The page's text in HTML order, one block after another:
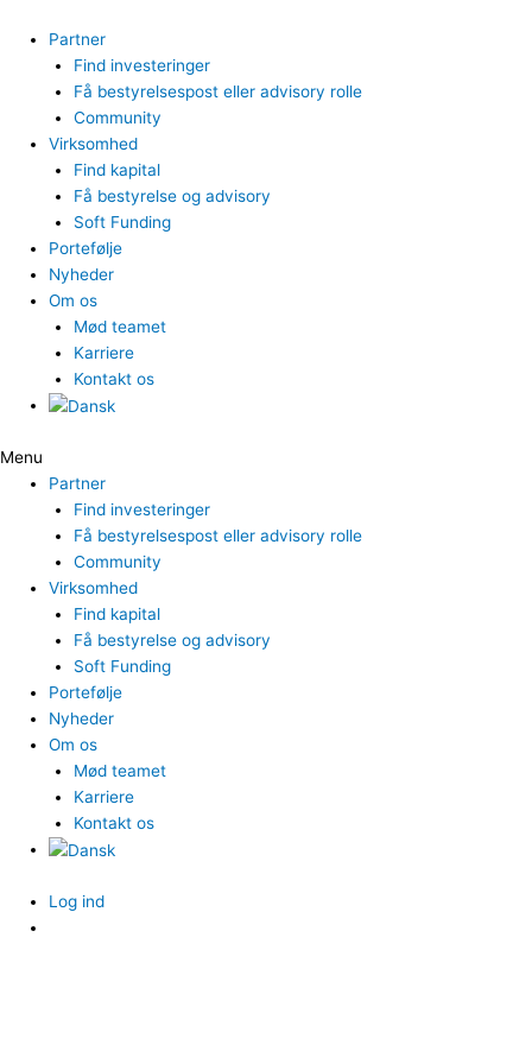
indholdet
Partner
Find investeringer
Få bestyrelsespost eller advisory rolle
Community
Virksomhed
Find kapital
Få bestyrelse og advisory
Soft Funding
Portefølje
Nyheder
Om os
Mød teamet
Karriere
Kontakt os
Menu
Partner
Find investeringer
Få bestyrelsespost eller advisory rolle
Community
Virksomhed
Find kapital
Få bestyrelse og advisory
Soft Funding
Portefølje
Nyheder
Om os
Mød teamet
Karriere
Kontakt os
Log ind